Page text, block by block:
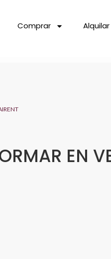
Comprar Alquilar
EN